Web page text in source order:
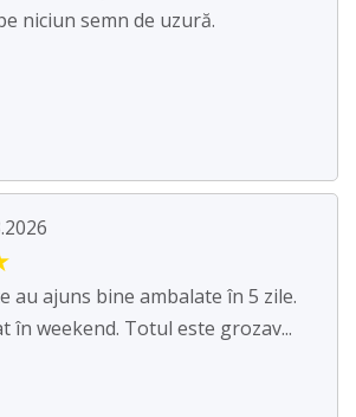
niciun semn de uzură.
au ajuns bine ambalate în 5 zile.
în weekend. Totul este grozav...